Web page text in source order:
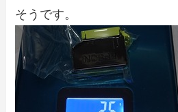
そうです。